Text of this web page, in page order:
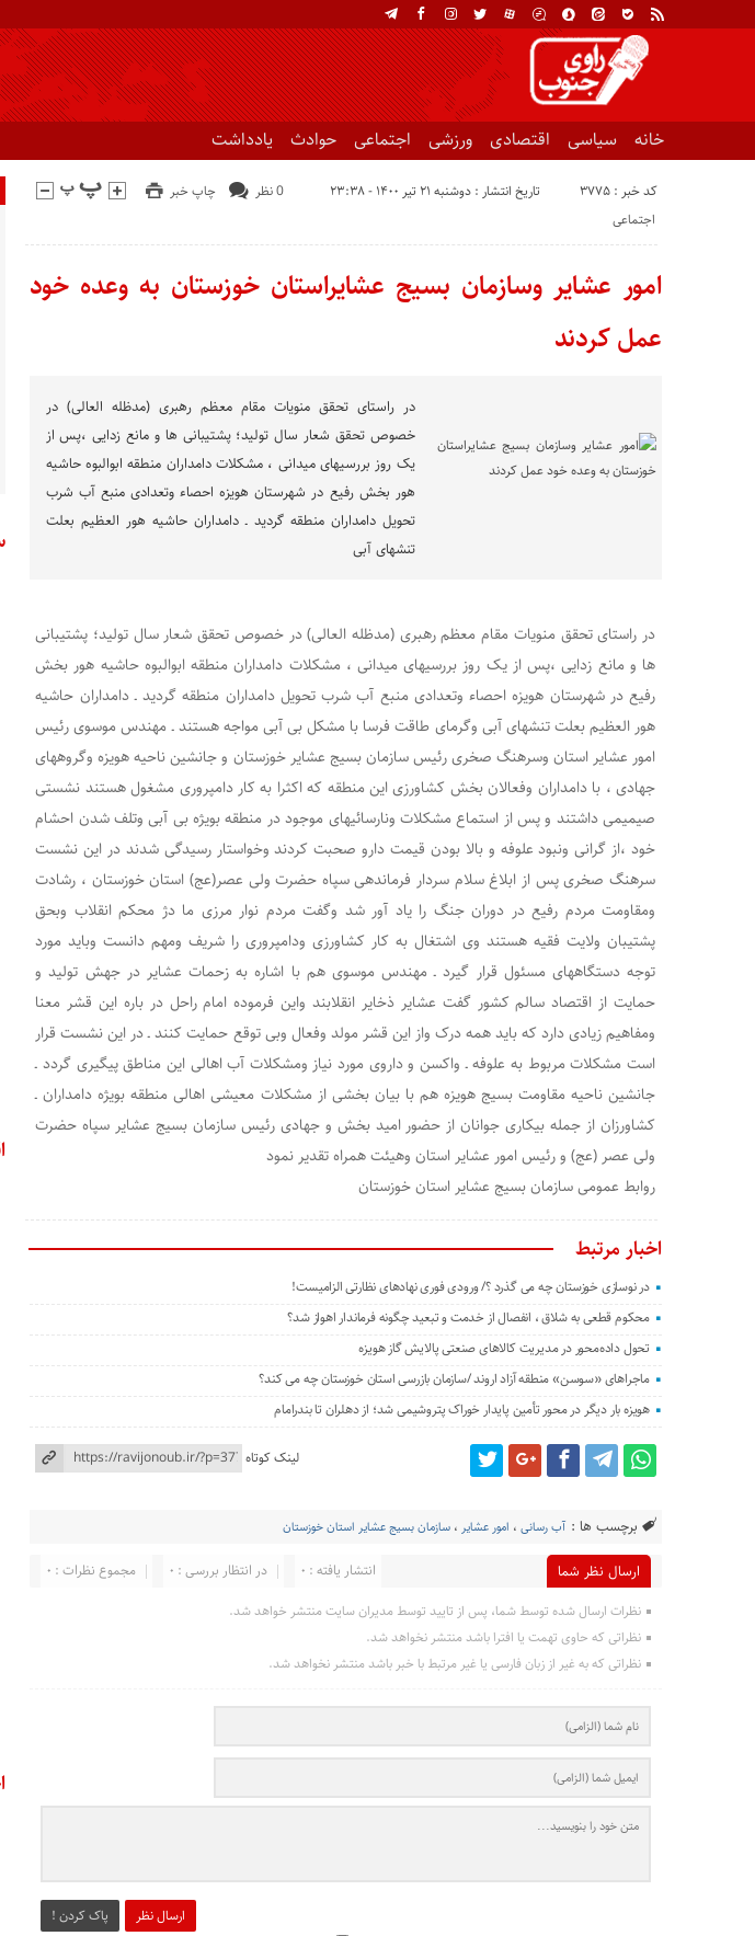
خانه سیاسی اقتصادی ورزشی اجتماعی حوادث یادداشت
کد خبر : 3775 تاریخ انتشار : دوشنبه ۲۱ تیر ۱۴۰۰ - ۲۳:۳۸ چاپ خبر
0 نظر
اجتماعی
امور عشایر وسازمان بسیج عشایراستان خوزستان به وعده خود
عمل کردند
در راستای تحقق منویات مقام معظم رهبری (مدظله العالی) در
خصوص تحقق شعار سال تولید؛ پشتیبانی ها و مانع زدایی ،پس از
یک روز بررسیهای میدانی ، مشکلات دامداران منطقه ابوالبوه حاشیه
هور بخش رفیع در شهرستان هویزه احصاء وتعدادی منبع آب شرب
تحویل دامداران منطقه گردید ـ دامداران حاشیه هور العظیم بعلت
تنشهای آبی
در راستای تحقق منویات مقام معظم رهبری (مدظله العالی) در خصوص تحقق شعار سال تولید؛ پشتیبانی
ها و مانع زدایی ،پس از یک روز بررسیهای میدانی ، مشکلات دامداران منطقه ابوالبوه حاشیه هور بخش
رفیع در شهرستان هویزه احصاء وتعدادی منبع آب شرب تحویل دامداران منطقه گردید ـ دامداران حاشیه
هور العظیم بعلت تنشهای آبی وگرمای طاقت فرسا با مشکل بی آبی مواجه هستند ـ مهندس موسوی رئیس
امور عشایر استان وسرهنگ صخری رئیس سازمان بسیج عشایر خوزستان و جانشین ناحیه هویزه وگروههای
جهادی ، با دامداران وفعالان بخش کشاورزی این منطقه که اکثرا به کار دامپروری مشغول هستند نشستی
صیمیمی داشتند و پس از استماع مشکلات ونارسائیهای موجود در منطقه بویژه بی آبی وتلف شدن احشام
خود ،از گرانی ونبود علوفه و بالا بودن قیمت دارو صحبت کردند وخواستار رسیدگی شدند در این نشست
سرهنگ صخری پس از ابلاغ سلام سردار فرماندهی سپاه حضرت ولی عصر(عج) استان خوزستان ، رشادت
ومقاومت مردم رفیع در دوران جنگ را یاد آور شد وگفت مردم نوار مرزی ما دژ محکم انقلاب وبحق
پشتیبان ولایت فقیه هستند وی اشتغال به کار کشاورزی ودامپروری را شریف ومهم دانست وباید مورد
توجه دستگاههای مسئول قرار گیرد ـ مهندس موسوی هم با اشاره به زحمات عشایر در جهش تولید و
حمایت از اقتصاد سالم کشور گفت عشایر ذخایر انقلابند واین فرموده امام راحل در باره این قشر معنا
ومفاهیم زیادی دارد که باید همه درک واز این قشر مولد وفعال وبی توقع حمایت کنند ـ در این نشست قرار
است مشکلات مربوط به علوفه ـ واکسن و داروی مورد نیاز ومشکلات آب اهالی این مناطق پیگیری گردد ـ
جانشین ناحیه مقاومت بسیج هویزه هم با بیان بخشی از مشکلات معیشی اهالی منطقه بویژه دامداران ـ
کشاورزان از جمله بیکاری جوانان از حضور امید بخش و جهادی رئیس سازمان بسیج عشایر سپاه حضرت
ولی عصر (عج) و رئیس امور عشایر استان وهیئت همراه تقدیر نمود
روابط عمومی سازمان بسیج عشایر استان خوزستان
اخبار مرتبط
در نوسازی خوزستان چه می گذرد ؟/ ورودی فوری نهادهای نظارتی الزامیست!
محکوم قطعی به شلاق ، انفصال از خدمت و تبعید چگونه فرماندار اهواز شد؟
تحول داده‌محور در مدیریت کالاهای صنعتی پالایش گاز هویزه
ماجراهای «سوسن» منطقه آزاد اروند /سازمان بازرسی استان خوزستان چه می کند؟
هویزه بار دیگر در محور تأمین پایدار خوراک پتروشیمی شد؛ از دهلران تا بندرامام
لینک کوتاه
برچسب ها : آب رسانی ، امور عشایر ،سازمان بسیج عشایر استان خوزستان
ارسال نظر شما مجموع نظرات : 0 در انتظار بررسی : 0 انتشار یافته : 0
نظرات ارسال شده توسط شما، پس از تایید توسط مدیران سایت منتشر خواهد شد.
نظراتی که حاوی تهمت یا افترا باشد منتشر نخواهد شد.
نظراتی که به غیر از زبان فارسی یا غیر مرتبط با خبر باشد منتشر نخواهد شد.
ارسال نظر پاک کردن !